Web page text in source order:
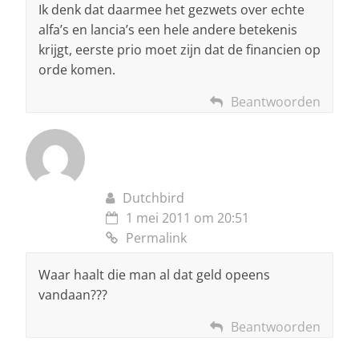
Ik denk dat daarmee het gezwets over echte
alfa’s en lancia’s een hele andere betekenis
krijgt, eerste prio moet zijn dat de financien op
orde komen.
Beantwoorden
Dutchbird
1 mei 2011 om 20:51
Permalink
Waar haalt die man al dat geld opeens
vandaan???
Beantwoorden